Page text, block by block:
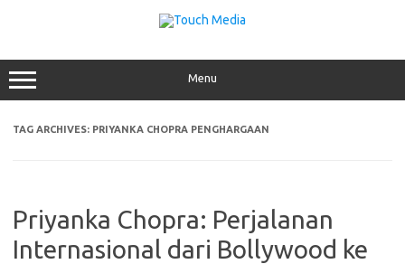
Menu
TAG ARCHIVES: PRIYANKA CHOPRA PENGHARGAAN
Priyanka Chopra: Perjalanan
Internasional dari Bollywood ke